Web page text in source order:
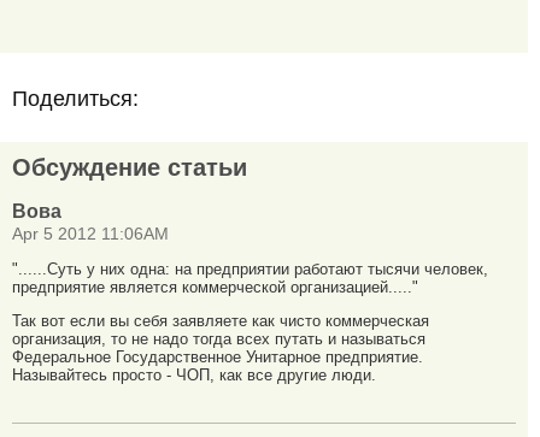
Поделиться:
Обсуждение статьи
Вова
Apr 5 2012 11:06AM
"......Суть у них одна: на предприятии работают тысячи человек,
предприятие является коммерческой организацией....."
Так вот если вы себя заявляете как чисто коммерческая
организация, то не надо тогда всех путать и называться
Федеральное Государственное Унитарное предприятие.
Называйтесь просто - ЧОП, как все другие люди.